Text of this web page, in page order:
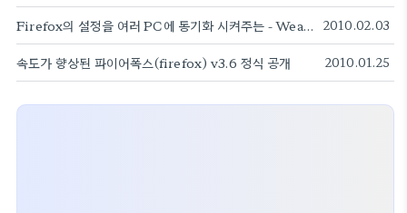
Firefox의 설정을 여러 PC에 동기화 시켜주는 - Weave Sync 2010.02.03
속도가 향상된 파이어폭스(firefox) v3.6 정식 공개 2010.01.25